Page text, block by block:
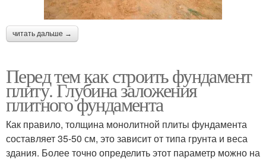
читать дальше →
Перед тем как строить фундамент
плиту. Глубина заложения
плитного фундамента
Как правило, толщина монолитной плиты фундамента
составляет 35-50 см, это зависит от типа грунта и веса
здания. Более точно определить этот параметр можно на